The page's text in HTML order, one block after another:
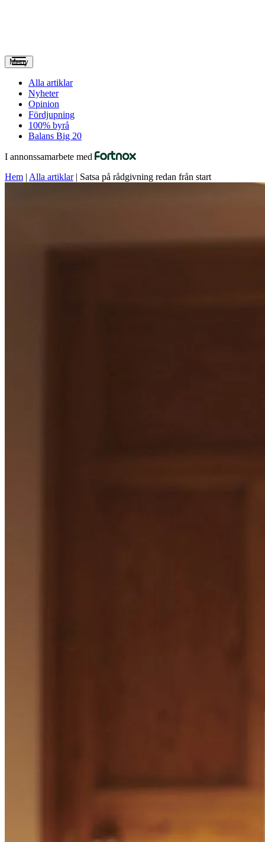
Meny
Alla artiklar
Nyheter
Opinion
Fördjupning
100% byrå
Balans Big 20
I annonssamarbete med
Hem | Alla artiklar| Satsa på rådgivning redan från start